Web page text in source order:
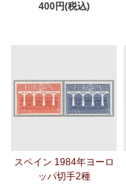
400円(税込)
スペイン 1984年ヨーロ
ッパ切手2種